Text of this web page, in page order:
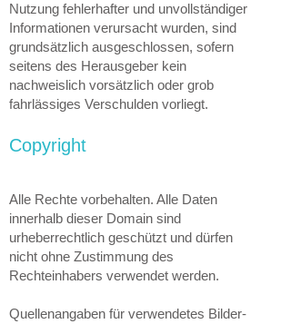
Nutzung fehlerhafter und unvollständiger
Informationen verursacht wurden, sind
grundsätzlich ausgeschlossen, sofern
seitens des Herausgeber kein
nachweislich vorsätzlich oder grob
fahrlässiges Verschulden vorliegt.
Copyright
Alle Rechte vorbehalten. Alle Daten
innerhalb dieser Domain sind
urheberrechtlich geschützt und dürfen
nicht ohne Zustimmung des
Rechteinhabers verwendet werden.
Quellenangaben für verwendetes Bilder-